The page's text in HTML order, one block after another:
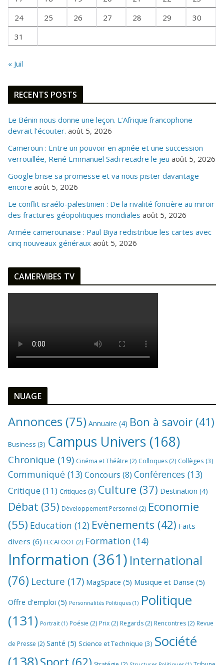
S
24
25 26 27 28 29
30
31
« Juil
RECENTS POSTS
Le Bénin nous donne une leçon. L’Afrique francophone
devrait l’écouter. août 5, 2026
Cameroun : Entre un pouvoir en apnée et une succession
verrouillée, René Emmanuel Sadi recadre le jeu août 5, 2026
Google brise sa promesse et va nous pister davantage
encore août 5, 2026
Le conflit israélo-palestinien : De la rivalité foncière au miroir
des fractures géopolitiques mondiales août 5, 2026
Armée camerounaise : Paul Biya redistribue les cartes avec
cinq nouveaux généraux août 5, 2026
CAMERVIBES TV
NUAGE
Annonces (75) Annuaire (4) Bon à savoir (41)
Business (3) Campus Univers (168)
Chronique (19) Cinéma et Théâtre (2) Colloques (2) Collèges (3)
Communiqué (13)Concours (8) Conférences (13)
Critique(11) Critiques (3) Culture (37) Destination (4)
Débat (35) Développement Personnel (2) Economie
(55) Education (12) Evènements (42) Faits
divers (6) FECAFOOT (2) Formation (14)
Information (361) International
(76) Lecture (17) MagSpace (5) Musique et Danse (5)
Offre d'emploi (5) Personnalités Politiques (1) Politique
(131) Portrait (1) Poésie (2) Prix (2) Regards (2) Rencontres (2) Revue
de Presse (2) Santé (5) Science et Technique (3) Société
(138)Sport (62)